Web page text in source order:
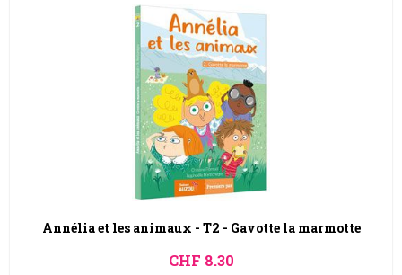
Annélia et les animaux - T2 - Gavotte la marmotte
CHF 8.30